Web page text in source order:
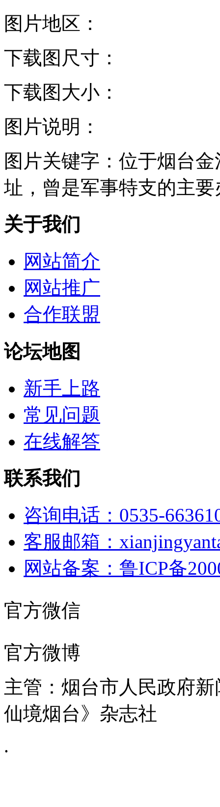
图片地区：
下载图尺寸：
下载图大小：
图片说明：
图片关键字： 位于烟台
址，曾是军事特支的主
关于我们
网站简介
网站推广
合作联盟
论坛地图
新手上路
常见问题
在线解答
联系我们
咨询电话：0535-
客服邮箱：
网站备案：鲁ICP备
官方微信
官方微博
主管：烟台市人民政府
仙境烟台》杂志社
.